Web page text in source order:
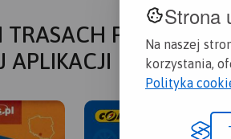
Strona
Na naszej
korzystania,
Polityka
TRASACH PRZYDA CI
APLIKACJI